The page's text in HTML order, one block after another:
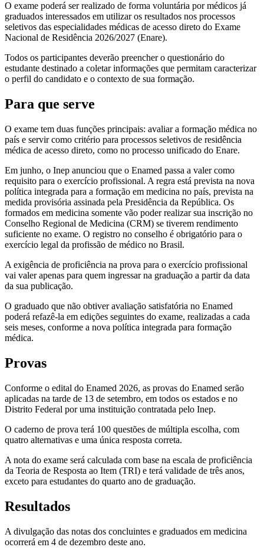
O exame poderá ser realizado de forma voluntária por médicos já
graduados interessados em utilizar os resultados nos processos
seletivos das especialidades médicas de acesso direto do Exame
Nacional de Residência 2026/2027 (Enare).
Todos os participantes deverão preencher o questionário do
estudante destinado a coletar informações que permitam caracterizar
o perfil do candidato e o contexto de sua formação.
Para que serve
O exame tem duas funções principais: avaliar a formação médica no
país e servir como critério para processos seletivos de residência
médica de acesso direto, como no processo unificado do Enare.
Em junho, o Inep anunciou que o Enamed passa a valer como
requisito para o exercício profissional. A regra está prevista na nova
política integrada para a formação em medicina no país, prevista na
medida provisória assinada pela Presidência da República. Os
formados em medicina somente vão poder realizar sua inscrição no
Conselho Regional de Medicina (CRM) se tiverem rendimento
suficiente no exame. O registro no conselho é obrigatório para o
exercício legal da profissão de médico no Brasil.
A exigência de proficiência na prova para o exercício profissional
vai valer apenas para quem ingressar na graduação a partir da data
da sua publicação.
O graduado que não obtiver avaliação satisfatória no Enamed
poderá refazê-la em edições seguintes do exame, realizadas a cada
seis meses, conforme a nova política integrada para formação
médica.
Provas
Conforme o edital do Enamed 2026, as provas do Enamed serão
aplicadas na tarde de 13 de setembro, em todos os estados e no
Distrito Federal por uma instituição contratada pelo Inep.
O caderno de prova terá 100 questões de múltipla escolha, com
quatro alternativas e uma única resposta correta.
A nota do exame será calculada com base na escala de proficiência
da Teoria de Resposta ao Item (TRI) e terá validade de três anos,
exceto para estudantes do quarto ano de graduação.
Resultados
A divulgação das notas dos concluintes e graduados em medicina
ocorrerá em 4 de dezembro deste ano.